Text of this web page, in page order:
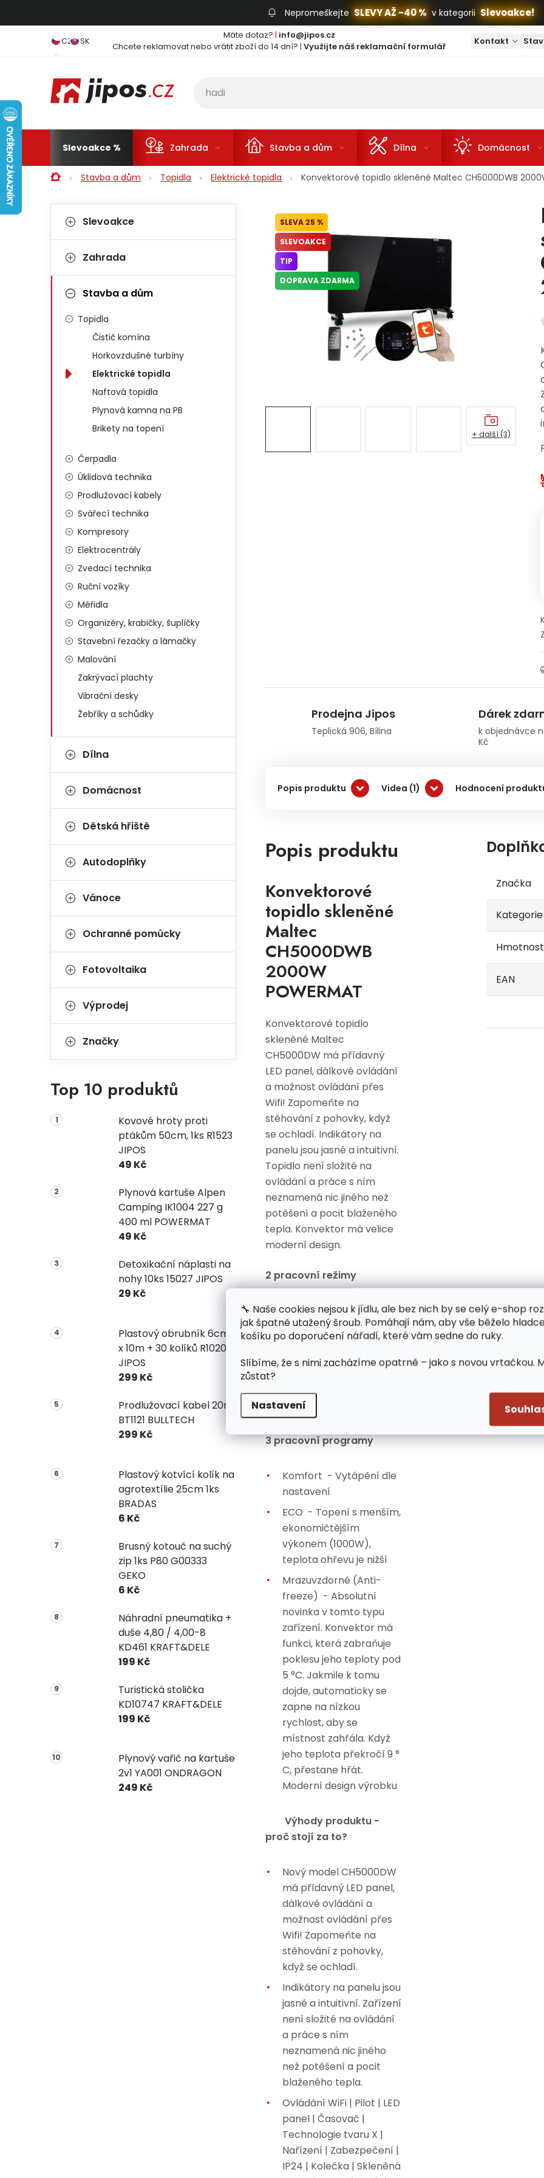
🔧 Naše cookies nejsou k jídlu, ale bez nich by se celý e-shop
jak špatně utažený šroub. Pomáhají nám, aby vše běželo
košíku po doporučení nářadí, které vám sedne do ruky.
Slíbíme, že s nimi zacházíme opatrně – jako s novou vrtačkou.
zůstat?
Nastavení
Nepromeškejte SLEVY AŽ -40 % v kategorii Slevoakce!
CZ SK Máte dotaz? | info@jipos.cz
Chcete reklamovat nebo vrátit zboží do 14 dní? | Využijte náš reklamační formulář Kontakt
Slevoakce Zahrada Stavba a dům Dílna Domácnost
DomůStavba a dům Topidla Elektrické topidla Konvektorové topidlo skleněné Maltec CH5000DWB
Postranní panel
Kategorie
Slevoakce
Zahrada
Stavba a dům
Topidla
Čistič komína
Horkovzdušné turbíny
Elektrické topidla
Naftová topidla
Plynová kamna na PB
Brikety na topení
Čerpadla
Úklidová technika
Prodlužovací kabely
Svářecí technika
Kompresory
Elektrocentrály
Zvedací technika
Ruční vozíky
Měřidla
Organizéry, krabičky, šuplíčky
Stavební řezačky a lámačky
Malování
Zakrývací plachty
Vibrační desky
Žebříky a schůdky
Dílna
Domácnost
Dětská hřiště
Autodoplňky
Vánoce
Ochranné pomůcky
Fotovoltaika
Výprodej
Značky
Top 10 produktů
Kovové hroty proti
ptákům 50cm, 1ks R1523
JIPOS
49 Kč
Plynová kartuše Alpen
Camping IK1004 227 g
400 ml POWERMAT
49 Kč
Detoxikační náplasti na
nohy 10ks 15027 JIPOS
29 Kč
Plastový obrubník 6cm
x 10m + 30 kolíků R1020
JIPOS
299 Kč
Prodlužovací kabel 20m
BT1121 BULLTECH
299 Kč
Plastový kotvící kolík na
agrotextílie 25cm 1ks
BRADAS
6 Kč
Brusný kotouč na suchý
zip 1ks P80 G00333
GEKO
6 Kč
Náhradní pneumatika +
duše 4,80 / 4,00-8
KD461 KRAFT&DELE
199 Kč
Turistická stolička
KD10747 KRAFT&DELE
199 Kč
Plynový vařič na kartuše
2v1 YA001 ONDRAGON
249 Kč
25 %
SLEVOAKCE
TIP
DOPRAVA ZDARMA
+ další (3)
Prodejna Jipos
Teplická 906, Bílina
Dárek
k objednávce
Kč
Popis produktu Videa (1) Hodnocení
Popis produktu
Konvektorové
topidlo skleněné
Maltec
CH5000DWB
2000W
POWERMAT
Konvektorové topidlo
skleněné Maltec
CH5000DW má přídavný
LED panel, dálkové ovládání
a možnost ovládání přes
Wifi! Zapomeňte na
stěhování z pohovky, když
se ochladí. Indikátory na
panelu jsou jasné a intuitivní.
Topidlo není složité na
ovládání a práce s ním
neznamená nic jiného než
potěšení a pocit blaženého
tepla. Konvektor má velice
moderní design.
2 pracovní režimy
Manuální a automatické
(programovatelné) -
použijte jej, jak chcete.
Zařízení můžete jednou
to jako akci bez vašeho
zásahu.
3 pracovní programy
Komfort - Vytápění dle
nastavení
ECO - Topení s menším,
ekonomičtějším
výkonem (1000W),
teplota ohřevu je nižší
Mrazuvzdorné (Anti-
freeze) - Absolutní
novinka v tomto typu
zařízení. Konvektor má
funkci, která zabraňuje
poklesu jeho teploty pod
5 °C. Jakmile k tomu
dojde, automaticky se
zapne na nízkou
rychlost, aby se
místnost zahřála. Když
jeho teplota překročí 9 °
C, přestane hřát.
Moderní design výrobku
Výhody produktu -
proč stojí za to?
Nový model CH5000DW
má přídavný LED panel,
dálkové ovládání a
možnost ovládání přes
Wifi! Zapomeňte na
stěhování z pohovky,
když se ochladí.
Indikátory na panelu jsou
jasné a intuitivní. Zařízení
není složité na ovládání
a práce s ním
neznamená nic jiného
než potěšení a pocit
blaženého tepla.
Ovládání WiFi | Pilot | LED
panel | Časovač |
Technologie tvaru X |
Nařízení | Zabezpečení |
IP24 | Kolečka | Skleněná
Značka
Kategorie
Hmotnost
EAN